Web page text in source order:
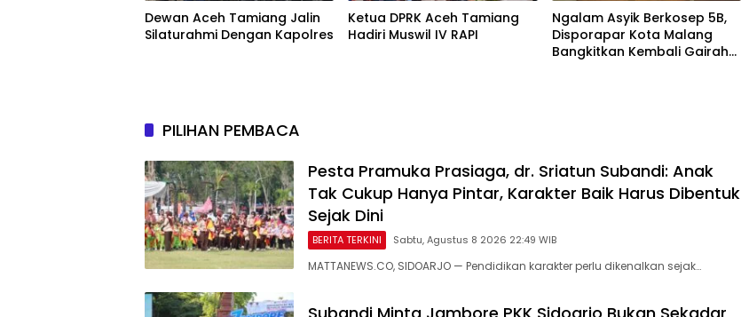
Dewan Aceh Tamiang Jalin
Silaturahmi Dengan Kapolres
Ketua DPRK Aceh Tamiang
Hadiri Muswil IV RAPI
Ngalam Asyik Berkosep 5B,
Disporapar Kota Malang
Bangkitkan Kembali Gairah
PILIHAN PEMBACA
Pesta Pramuka Prasiaga, dr. Sriatun Subandi: Anak
Tak Cukup Hanya Pintar, Karakter Baik Harus Dibentuk
Sejak Dini
BERITA TERKINI Sabtu, Agustus 8 2026 22:49 WIB
MATTANEWS.CO, SIDOARJO — Pendidikan karakter perlu dikenalkan sejak…